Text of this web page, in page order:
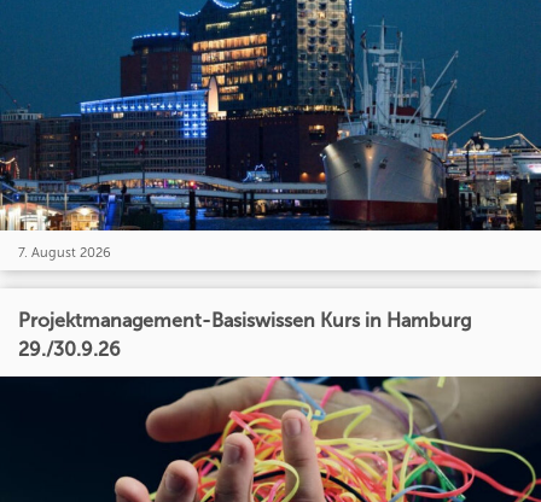
7. August 2026
Projektmanagement-Basiswissen Kurs in Hamburg
29./30.9.26